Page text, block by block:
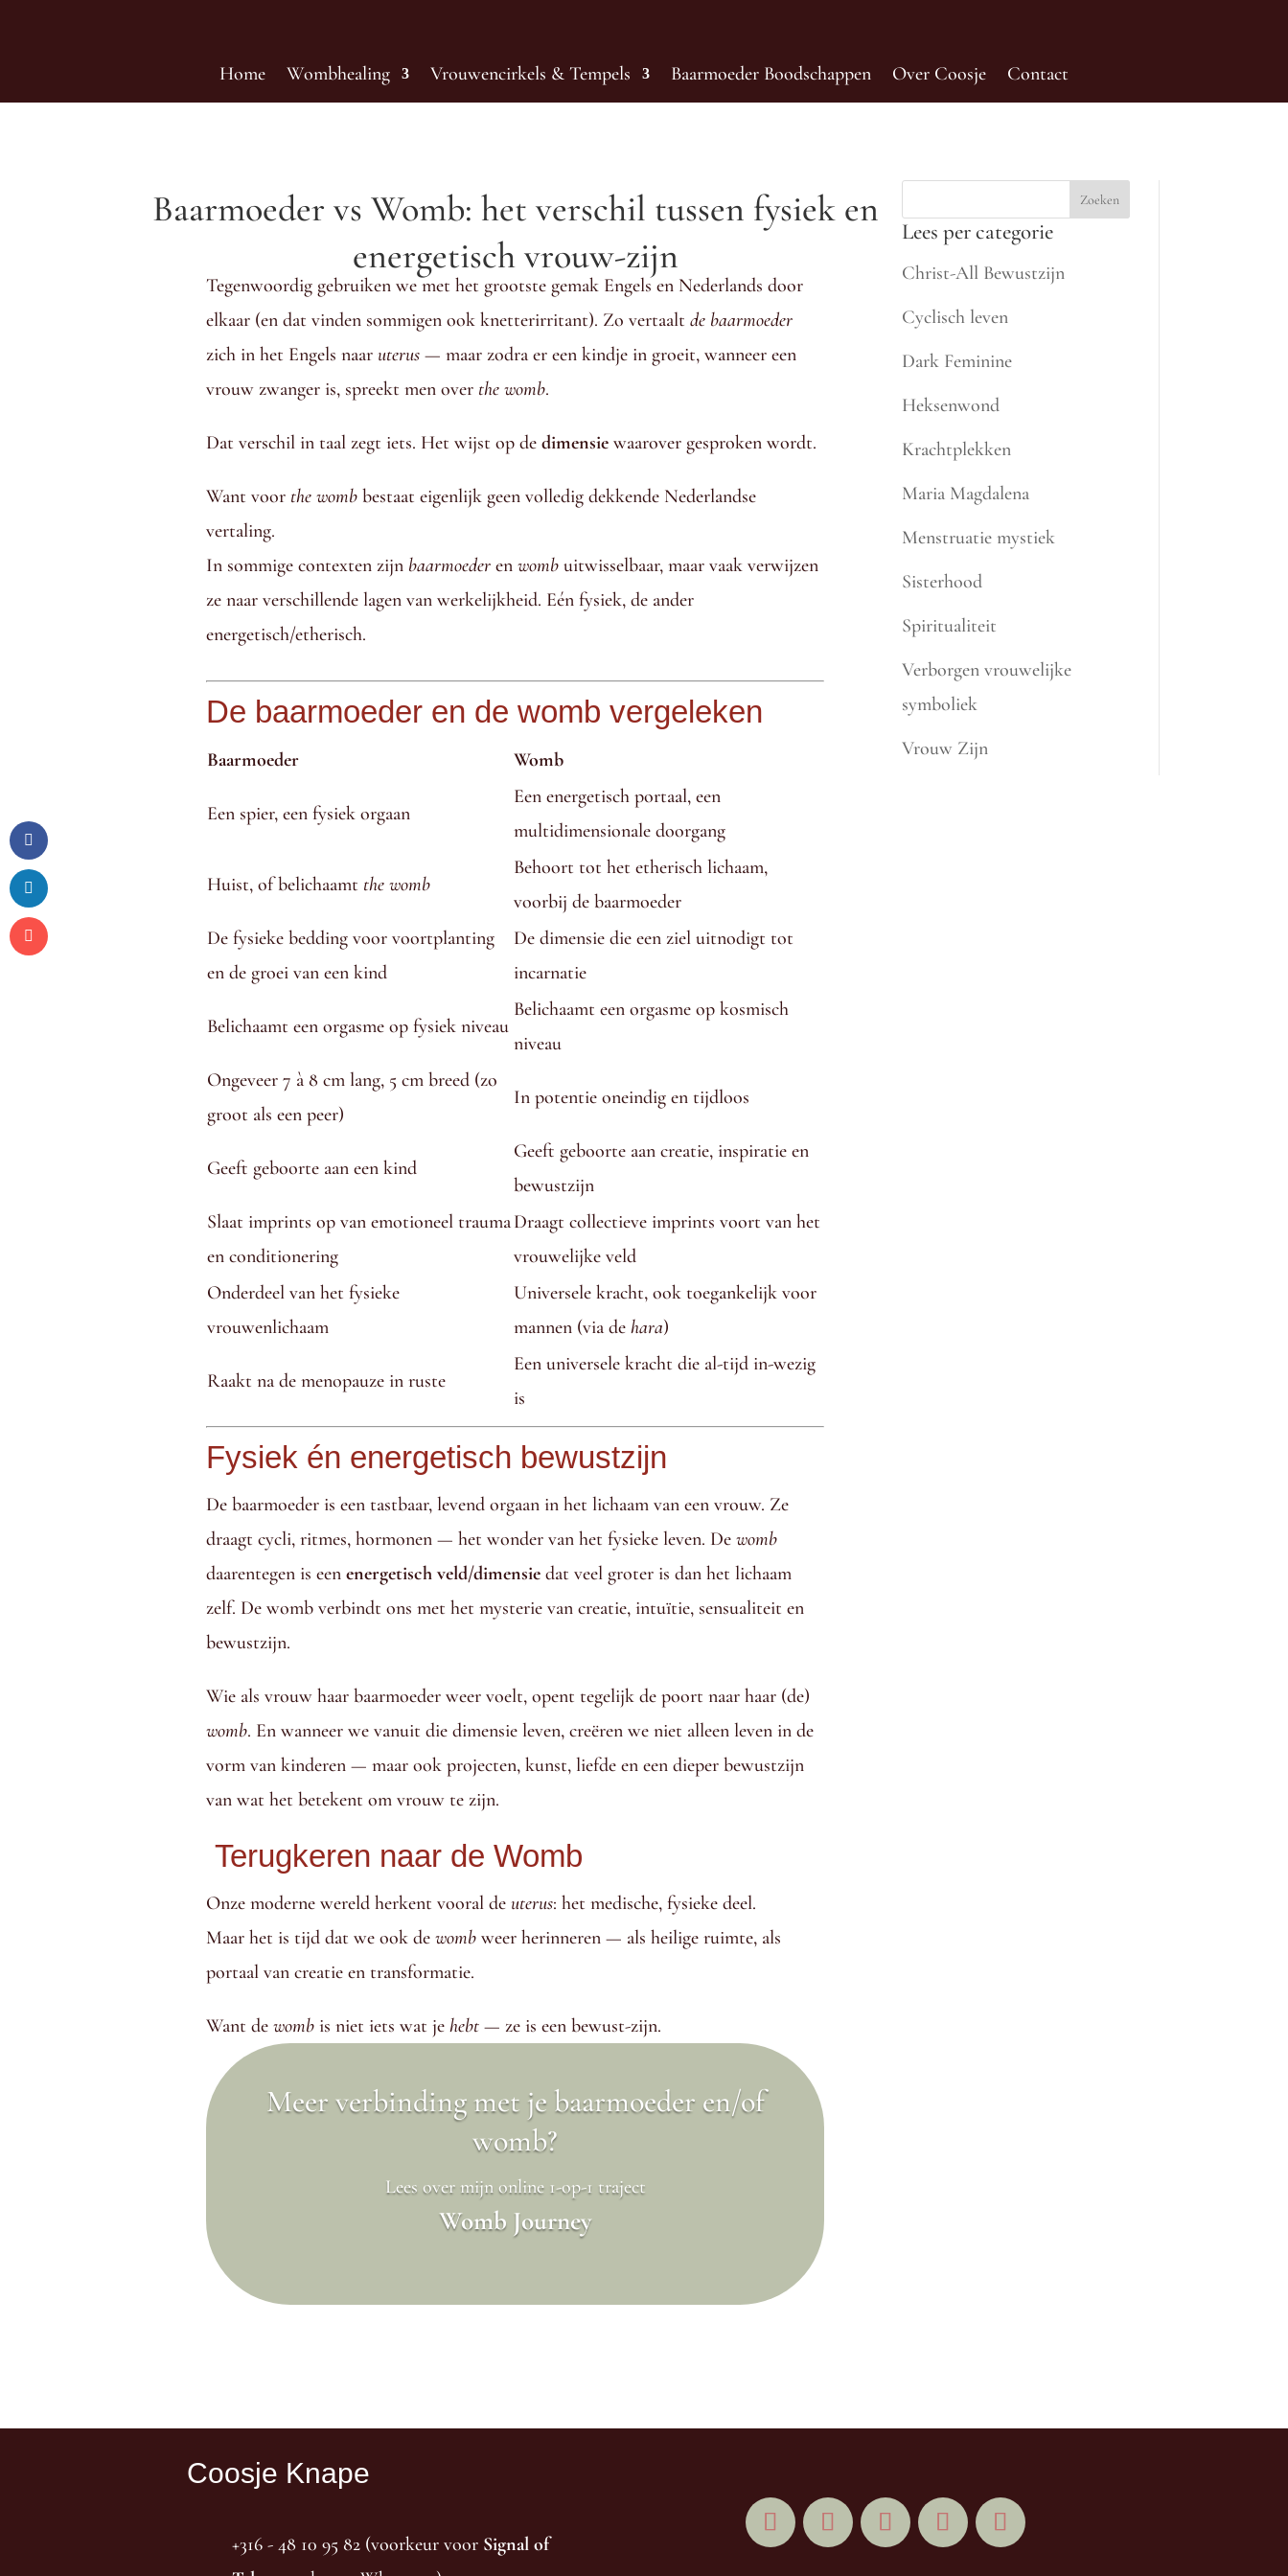
Home Wombhealing Vrouwencirkels & Tempels Baarmoeder Boodschappen Over Coosje Contact
Baarmoeder vs Womb: het verschil tussen fysiek en
energetisch vrouw-zijn
Tegenwoordig gebruiken we met het grootste gemak Engels en Nederlands door
elkaar (en dat vinden sommigen ook knetterirritant). Zo vertaaltde baarmoeder
zich in het Engels naaruterus — maar zodra er een kindje in groeit, wanneer een
vrouw zwanger is, spreekt men over the womb.
Dat verschil in taal zegt iets. Het wijst op dedimensie waarover gesproken wordt.
Want voor the womb bestaat eigenlijk geen volledig dekkende Nederlandse
vertaling.
In sommige contexten zijn baarmoeder enwomb uitwisselbaar, maar vaak verwijzen
ze naar verschillende lagen van werkelijkheid. Eén fysiek, de ander
energetisch/etherisch.
De baarmoeder en de womb vergeleken
Baarmoeder Womb
Een spier, een fysiek orgaan
Een energetisch portaal, een
multidimensionale doorgang
Huist, of belichaamt the womb
Behoort tot het etherisch lichaam,
voorbij de baarmoeder
De fysieke bedding voor voortplanting
en de groei van een kind
De dimensie die een ziel uitnodigt tot
incarnatie
Belichaamt een orgasme op fysiek niveau
Belichaamt een orgasme op kosmisch
niveau
Ongeveer 7 à 8 cm lang, 5 cm breed (zo
groot als een peer)
In potentie oneindig en tijdloos
Geeft geboorte aan een kind
Geeft geboorte aan creatie, inspiratie en
bewustzijn
Slaat imprints op van emotioneel trauma
en conditionering
Draagt collectieve imprints voort van het
vrouwelijke veld
Onderdeel van het fysieke
vrouwenlichaam
Universele kracht, ook toegankelijk voor
mannen (via dehara)
Raakt na de menopauze in ruste
Een universele kracht die al-tijd in-wezig
is
Fysiek én energetisch bewustzijn
De baarmoeder is een tastbaar, levend orgaan in het lichaam van een vrouw. Ze
draagt cycli, ritmes, hormonen — het wonder van het fysieke leven. Dewomb
daarentegen is eenenergetisch veld/dimensie dat veel groter is dan het lichaam
zelf. De womb verbindt ons met het mysterie van creatie, intuïtie, sensualiteit en
bewustzijn.
Wie als vrouw haar baarmoeder weer voelt, opent tegelijk de poort naar haar (de)
womb. En wanneer we vanuit die dimensie leven, creëren we niet alleen leven in de
vorm van kinderen — maar ook projecten, kunst, liefde en een dieper bewustzijn
van wat het betekent om vrouw te zijn.
Terugkeren naar de Womb
Onze moderne wereld herkent vooral deuterus: het medische, fysieke deel.
Maar het is tijd dat we ook dewomb weer herinneren — als heilige ruimte, als
portaal van creatie en transformatie.
Want dewomb is niet iets wat jehebt — ze is een bewust-zijn.
Meer verbinding met je baarmoeder en/of
womb?
Lees over mijn online 1-op-1 traject
Womb Journey
Zoeken
Lees per categorie
Christ-All Bewustzijn
Cyclisch leven
Dark Feminine
Heksenwond
Krachtplekken
Maria Magdalena
Menstruatie mystiek
Sisterhood
Spiritualiteit
Verborgen vrouwelijke
symboliek
Vrouw Zijn
Coosje Knape
+316 - 48 10 95 82 (voorkeur voor Signal of